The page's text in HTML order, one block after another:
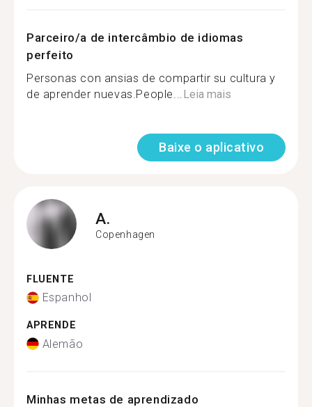
Parceiro/a de intercâmbio de idiomas
perfeito
Personas con ansias de compartir su cultura y
de aprender nuevas.People... Leia mais
Baixe o aplicativo
A.
Copenhagen
FLUENTE
Espanhol
APRENDE
Alemão
Minhas metas de aprendizado